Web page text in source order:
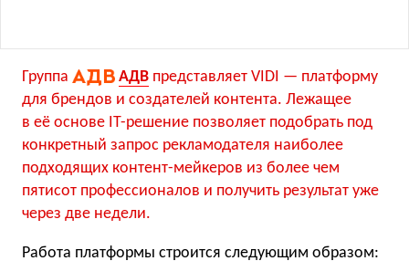
Группа АДВ представляет VIDI — платформу
для брендов и создателей контента. Лежащее
в её основе IT-решение позволяет подобрать под
конкретный запрос рекламодателя наиболее
подходящих контент-мейкеров из более чем
пятисот профессионалов и получить результат уже
через две недели.
Работа платформы строится следующим образом: